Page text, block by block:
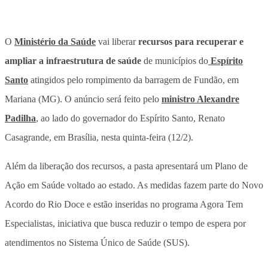
O Ministério da Saúde vai liberarrecursos para recuperar e
ampliar a infraestrutura de saúde de municípios do Espírito
Santo atingidos pelo rompimento da barragem de Fundão, em
Mariana (MG). O anúncio será feito pelo ministro Alexandre
Padilha, ao lado do governador do Espírito Santo, Renato
Casagrande, em Brasília, nesta quinta-feira (12/2).
Além da liberação dos recursos, a pasta apresentará um Plano de
Ação em Saúde voltado ao estado. As medidas fazem parte do Novo
Acordo do Rio Doce e estão inseridas no programa Agora Tem
Especialistas, iniciativa que busca reduzir o tempo de espera por
atendimentos no Sistema Único de Saúde (SUS).